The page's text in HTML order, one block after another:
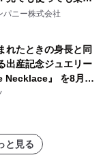
ートなコレクショ
パニー株式会社
れたときの身長と同
出産記念ジュエリー
Necklace』 を8月14
と見る